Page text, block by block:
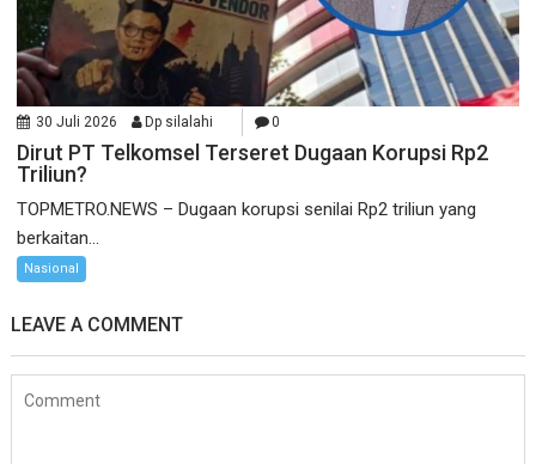
30 Juli 2026 Dp silalahi 0
Dirut PT Telkomsel Terseret Dugaan Korupsi Rp2
Triliun?
TOPMETRO.NEWS – Dugaan korupsi senilai Rp2 triliun yang
berkaitan...
Nasional
LEAVE A COMMENT